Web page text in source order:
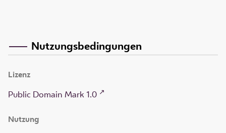
Nutzungsbedingungen
Lizenz
Public Domain Mark 1.0
Nutzung